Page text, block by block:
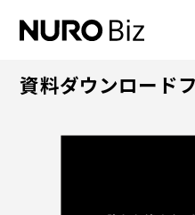
資料ダウンロード